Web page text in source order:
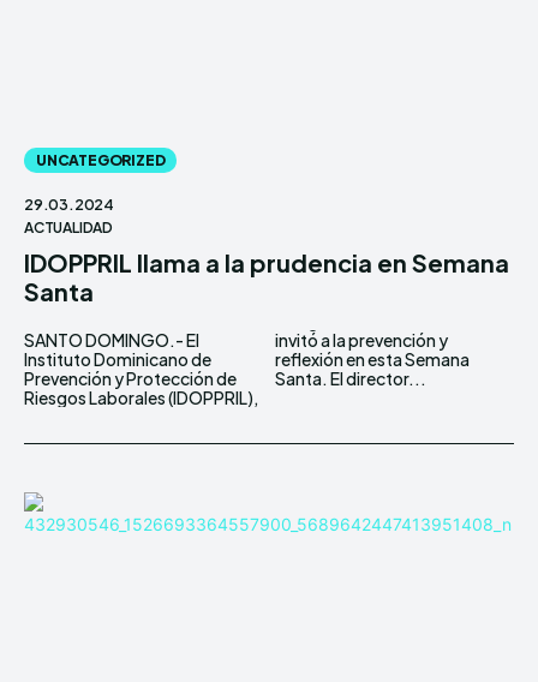
UNCATEGORIZED
29.03.2024
ACTUALIDAD
IDOPPRIL llama a la prudencia en Semana
Santa
SANTO DOMINGO.- El
Instituto Dominicano de
Prevención y Protección de
Riesgos Laborales (IDOPPRIL),
invitó a la prevención y
reflexión en esta Semana
Santa.⁣ El director...